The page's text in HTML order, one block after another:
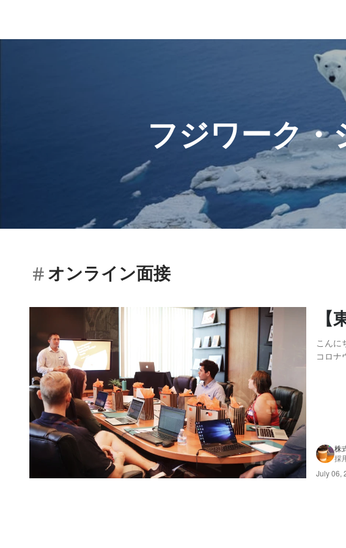
フジワーク・
オンライン面接
こんに
コロナ
株
採
July 06,